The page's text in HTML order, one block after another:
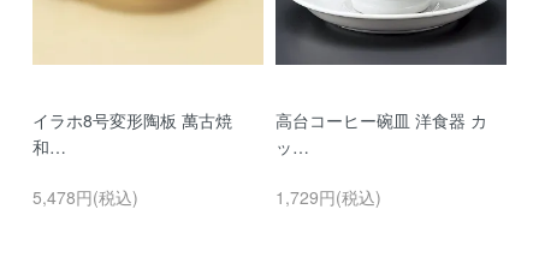
イラホ8号変形陶板 萬古焼
和…
5,478円(税込)
高台コーヒー碗皿 洋食器 カ
ッ…
1,729円(税込)